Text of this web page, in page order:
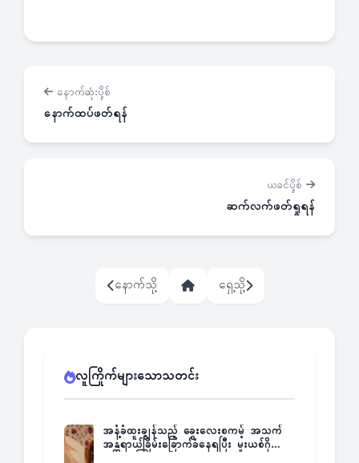
နောက်ဆုံးပို့စ်
နောက်ထပ်ဖတ်ရန်
ယခင်ပို့စ်
ဆက်လက်ဖတ်ရှုရန်
နောက်သို့ ရှေ့သို့
လူကြိုက်များသောသတင်း
အနံ့ခံထူးချွန်သည့် ခွေးလေးစကမ့် အသက်
အန္တရာယ်ခြိမ်းခြောက်ခံနေရပြီး မူးယစ်ဂိုဏ်း